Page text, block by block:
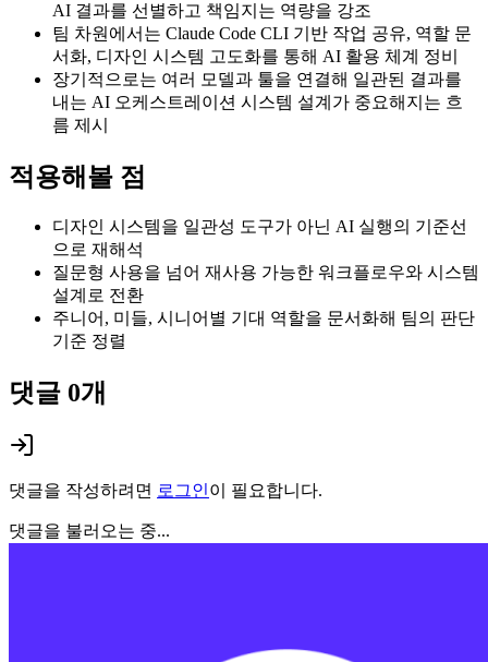
AI 결과를 선별하고 책임지는 역량을 강조
팀 차원에서는 Claude Code CLI 기반 작업 공유, 역할 문
서화, 디자인 시스템 고도화를 통해 AI 활용 체계 정비
장기적으로는 여러 모델과 툴을 연결해 일관된 결과를
내는 AI 오케스트레이션 시스템 설계가 중요해지는 흐
름 제시
적용해볼 점
디자인 시스템을 일관성 도구가 아닌 AI 실행의 기준선
으로 재해석
질문형 사용을 넘어 재사용 가능한 워크플로우와 시스템
설계로 전환
주니어, 미들, 시니어별 기대 역할을 문서화해 팀의 판단
기준 정렬
댓글 0개
댓글을 작성하려면 로그인이 필요합니다.
댓글을 불러오는 중...